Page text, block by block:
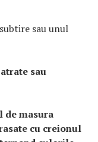
sau unul
sau
de masura
cu creionul